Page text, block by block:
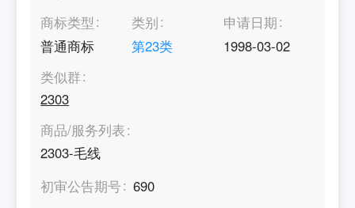
商标类型
普通商标
类别
第23类
申请日期
1998-03-02
类似群
2303
商品/服务列表
2303-毛线
初审公告期号
690